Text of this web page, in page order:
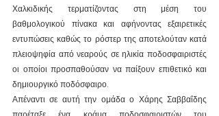
Χαλκιδικής τερματίζοντας στη μέση του
βαθμολογικού πίνακα και αφήνοντας εξαιρετικές
εντυπώσεις καθώς το ρόστερ της αποτελούταν κατά
πλειοψηφία από νεαρούς σε ηλικία ποδοσφαιριστές
οι οποίοι προσπαθούσαν να παίξουν επιθετικό και
δημιουργικό ποδόσφαιρο.
Απέναντι σε αυτή την ομάδα ο Χάρης Σαββαΐδης